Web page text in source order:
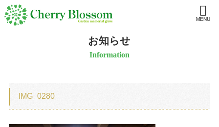
MENU
お知らせ
Information
IMG_0280